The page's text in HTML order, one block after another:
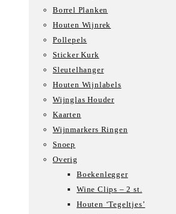
Borrel Planken
Houten Wijnrek
Pollepels
Sticker Kurk
Sleutelhanger
Houten Wijnlabels
Wijnglas Houder
Kaarten
Wijnmarkers Ringen
Snoep
Overig
Boekenlegger
Wine Clips – 2 st.
Houten ‘Tegeltjes’